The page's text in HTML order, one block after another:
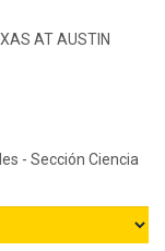
AT AUSTIN
- Sección Ciencia